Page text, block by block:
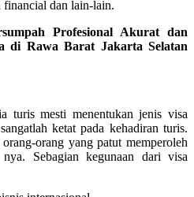
financial dan lain-lain.
Profesional Akurat dan
di Rawa Barat Jakarta Selatan
turis mesti menentukan jenis visa
ketat pada kehadiran turis.
orang yang patut memperoleh
Sebagian kegunaan dari visa